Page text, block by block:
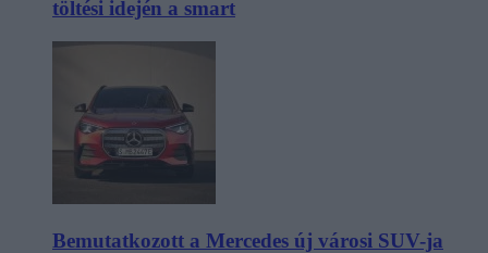
töltési idején a smart
Bemutatkozott a Mercedes új városi SUV-ja